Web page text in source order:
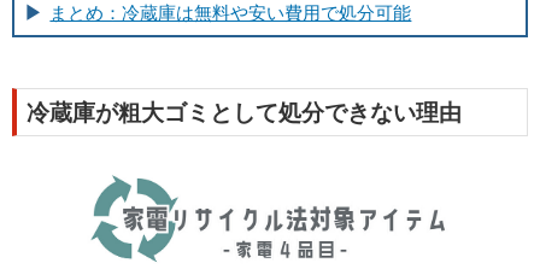
まとめ：冷蔵庫は無料や安い費用で処分可能
冷蔵庫が粗大ゴミとして処分できない理由